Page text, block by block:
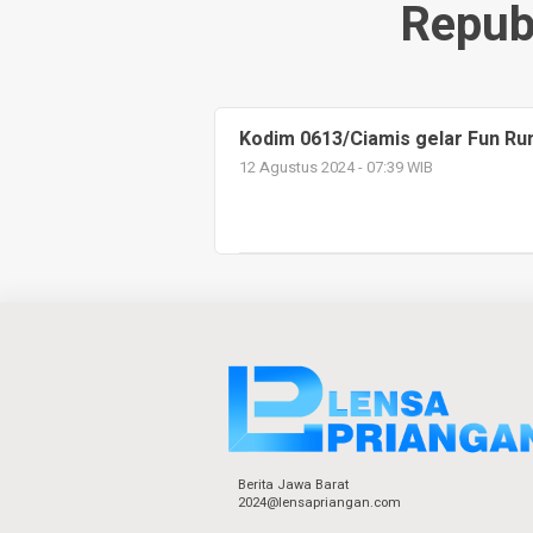
Kodim 0613/Ciamis gelar Fun
12 Agustus 2024 - 07:39 WIB
Berita Jawa Barat
2024@lensapriangan.com